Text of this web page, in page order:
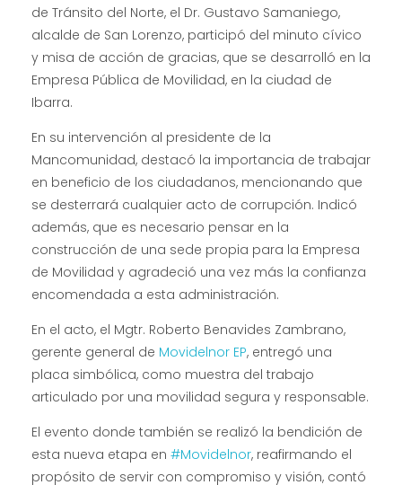
de Tránsito del Norte, el Dr. Gustavo Samaniego,
alcalde de San Lorenzo, participó del minuto cívico
y misa de acción de gracias, que se desarrolló en la
Empresa Pública de Movilidad, en la ciudad de
Ibarra.
En su intervención al presidente de la
Mancomunidad, destacó la importancia de trabajar
en beneficio de los ciudadanos, mencionando que
se desterrará cualquier acto de corrupción. Indicó
además, que es necesario pensar en la
construcción de una sede propia para la Empresa
de Movilidad y agradeció una vez más la confianza
encomendada a esta administración.
En el acto, el Mgtr. Roberto Benavides Zambrano,
gerente general de Movidelnor EP, entregó una
placa simbólica, como muestra del trabajo
articulado por una movilidad segura y responsable.
El evento donde también se realizó la bendición de
esta nueva etapa en #Movidelnor, reafirmando el
propósito de servir con compromiso y visión, contó